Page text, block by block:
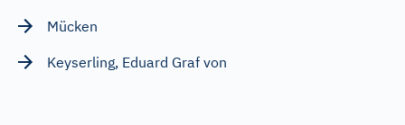
Mücken
Keyserling, Eduard Graf von